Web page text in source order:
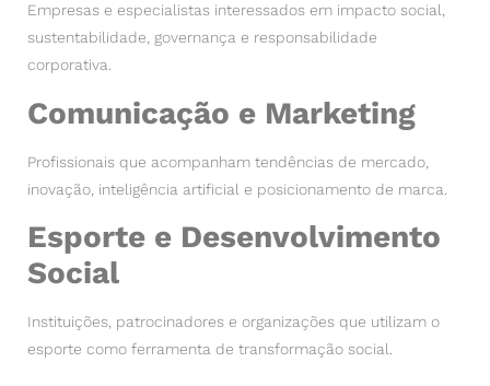
Empresas e especialistas interessados em impacto social,
sustentabilidade, governança e responsabilidade
corporativa.
Comunicação e Marketing
Profissionais que acompanham tendências de mercado,
inovação, inteligência artificial e posicionamento de marca.
Esporte e Desenvolvimento
Social
Instituições, patrocinadores e organizações que utilizam o
esporte como ferramenta de transformação social.